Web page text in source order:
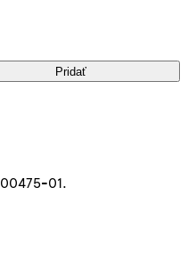
Pridať
01.